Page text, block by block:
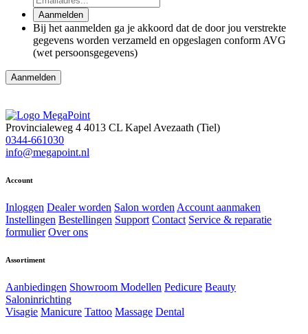
Aanmelden
Bij het aanmelden ga je akkoord dat de door jou verstrekte
gegevens worden verzameld en opgeslagen conform AVG
(wet persoonsgegevens)
Aanmelden
Provincialeweg 4 4013 CL Kapel Avezaath (Tiel)
0344-661030
info@megapoint.nl
Account
Inloggen Dealer worden Salon worden Account aanmaken
Instellingen Bestellingen Support Contact Service & reparatie
formulier Over ons
Assortiment
Aanbiedingen Showroom Modellen Pedicure Beauty
Saloninrichting
Visagie Manicure Tattoo Massage Dental